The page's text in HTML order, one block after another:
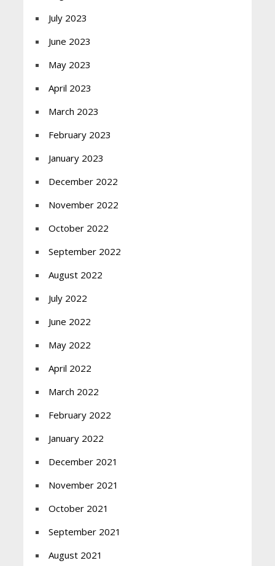
July 2023
June 2023
May 2023
April 2023
March 2023
February 2023
January 2023
December 2022
November 2022
October 2022
September 2022
August 2022
July 2022
June 2022
May 2022
April 2022
March 2022
February 2022
January 2022
December 2021
November 2021
October 2021
September 2021
August 2021